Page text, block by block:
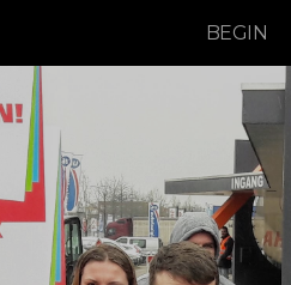
BEGIN